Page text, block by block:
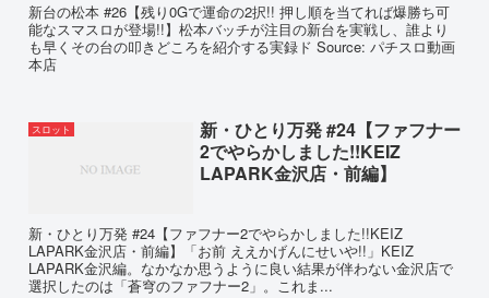
新台の松本 #26【残り0Gで運命の2択!! 押し順を当てれば爆勝ち可
能なスマスロが登場!!】松本バッチが注目の新台を実戦し、誰より
も早くその台の叩きどころを紹介する実録ド Source: パチスロ動画
本店
スロット
新・ひとり万発 #24【ファフナー
2でやらかしました!!KEIZ
LAPARK金沢店・前編】
新・ひとり万発 #24【ファフナー2でやらかしました!!KEIZ
LAPARK金沢店・前編】「お前 ええかげんにせいや!!」KEIZ
LAPARK金沢編。なかなか思うように良い結果が伴わない金沢店で
選択したのは「蒼穹のファフナー2」。これま...